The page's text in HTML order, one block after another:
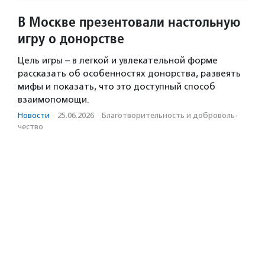
В Москве презентовали настольную
игру о донорстве
Цель игры – в легкой и увлекательной форме
рассказать об особенностях донорства, развеять
мифы и показать, что это доступный способ
взаимопомощи.
Новости · 25.06.2026 · Благотвори­тель­ность и доброволь­
чест­во